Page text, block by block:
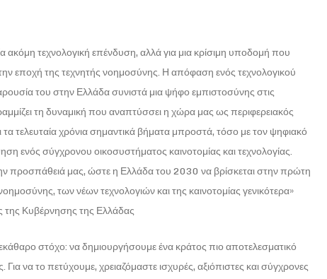
ακόμη τεχνολογική επένδυση, αλλά για μια κρίσιμη υποδομή που
εποχή της τεχνητής νοημοσύνης. Η απόφαση ενός τεχνολογικού
του στην Ελλάδα συνιστά μια ψήφο εμπιστοσύνης στις
τη δυναμική που αναπτύσσει η χώρα μας ως περιφερειακός
τελευταία χρόνια σημαντικά βήματα μπροστά, τόσο με τον ψηφιακό
ενός σύγχρονου οικοσυστήματος καινοτομίας και τεχνολογίας.
προσπάθειά μας, ώστε η Ελλάδα του 2030 να βρίσκεται στην πρώτη
των νέων τεχνολογιών και της καινοτομίας γενικότερα»
της Κυβέρνησης της Ελλάδας
στόχο: να δημιουργήσουμε ένα κράτος πιο αποτελεσματικό
Για να το πετύχουμε, χρειαζόμαστε ισχυρές, αξιόπιστες και σύγχρονες